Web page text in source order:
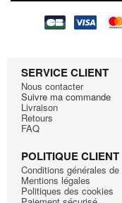
SERVICE CLIENT
Nous contacter
Suivre ma commande
Livraison
Retours
FAQ
POLITIQUE CLIENT
Conditions générales
Mentions légales
Politiques des cookies